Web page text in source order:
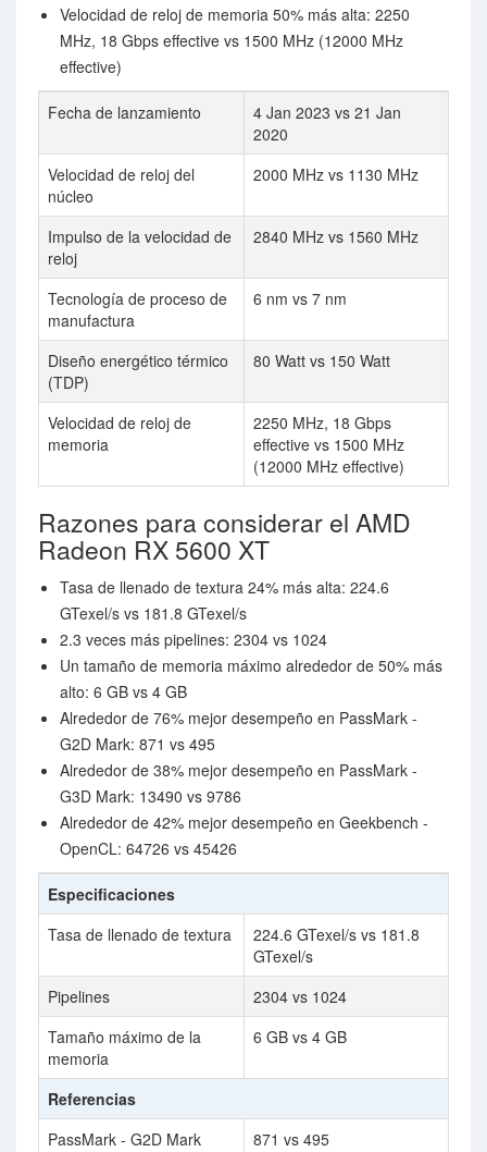
Velocidad de reloj de memoria 50% más alta: 2250
MHz, 18 Gbps effective vs 1500 MHz (12000 MHz
effective)
Fecha de lanzamiento
4 Jan 2023 vs 21 Jan
2020
Velocidad de reloj del
núcleo
2000 MHz vs 1130 MHz
Impulso de la velocidad de
reloj
2840 MHz vs 1560 MHz
Tecnología de proceso de
manufactura
6 nm vs 7 nm
Diseño energético térmico
(TDP)
80 Watt vs 150 Watt
Velocidad de reloj de
memoria
2250 MHz, 18 Gbps
effective vs 1500 MHz
(12000 MHz effective)
Razones para considerar el AMD
Radeon RX 5600 XT
Tasa de llenado de textura 24% más alta: 224.6
GTexel/s vs 181.8 GTexel/s
2.3 veces más pipelines: 2304 vs 1024
Un tamaño de memoria máximo alrededor de 50% más
alto: 6 GB vs 4 GB
Alrededor de 76% mejor desempeño en PassMark -
G2D Mark: 871 vs 495
Alrededor de 38% mejor desempeño en PassMark -
G3D Mark: 13490 vs 9786
Alrededor de 42% mejor desempeño en Geekbench -
OpenCL: 64726 vs 45426
Especificaciones
Tasa de llenado de textura
224.6 GTexel/s vs 181.8
GTexel/s
Pipelines
2304 vs 1024
Tamaño máximo de la
memoria
6 GB vs 4 GB
Referencias
PassMark - G2D Mark
871 vs 495